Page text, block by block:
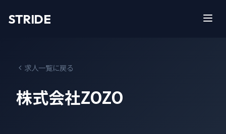
STRIDE
求人一覧に戻る
株式会社ZOZO